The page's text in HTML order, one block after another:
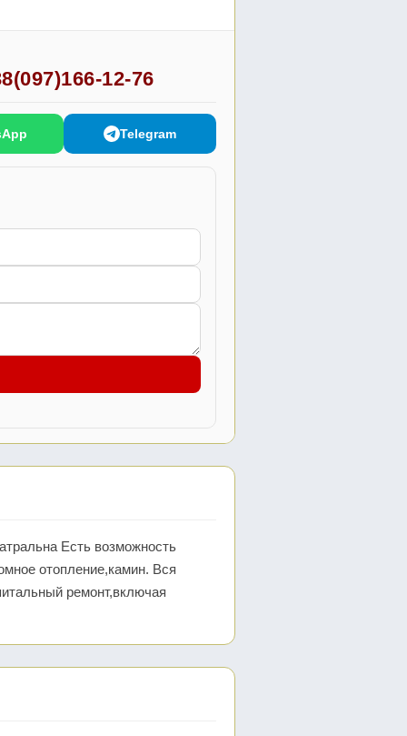
12-76
Telegram
Есть возможность
отопление,камин. Вся
ремонт,включая